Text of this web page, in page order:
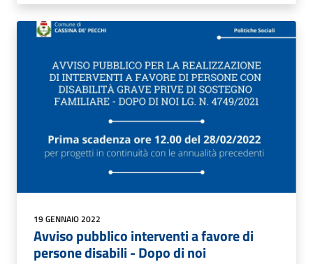
19 GENNAIO 2022
Avviso pubblico interventi a favore di
persone disabili - Dopo di noi